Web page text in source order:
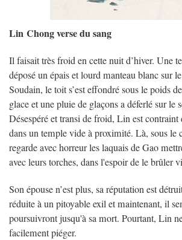
Lin Chong verse du sang
Il faisait très froid en cette nuit d’hiver. Une
déposé un épais et lourd manteau blanc sur
Soudain, le toit s’est effondré sous le poids
glace et une pluie de glaçons a déferlé sur le
Désespéré et transi de froid, Lin est contraint
dans un temple vide à proximité. Là, sous le
regarde avec horreur les laquais de Gao
avec leurs torches, dans l'espoir de le brûler
Son épouse n’est plus, sa réputation est
réduite à un pitoyable exil et maintenant, il
poursuivront jusqu'à sa mort. Pourtant, Lin
facilement piéger.